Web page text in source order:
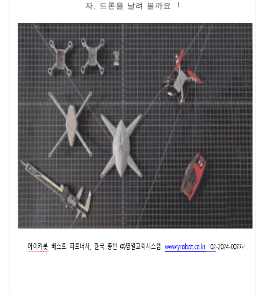
자 드론을 날려 볼까요 !